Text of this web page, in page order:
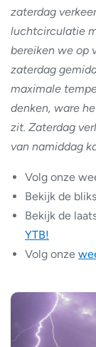
zaterdag
luchtcirculatie
bereiken we op
zaterdag
maximale
denken, ware
zit. Zaterdag
van namiddag
Volg onze
Bekijk de
Bekijk de
YTB!
Volg onze